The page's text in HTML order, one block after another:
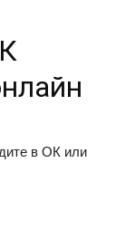
в ОК или